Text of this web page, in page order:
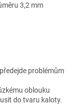
3,2 mm
problémům
oblouku
do tvaru kaloty.